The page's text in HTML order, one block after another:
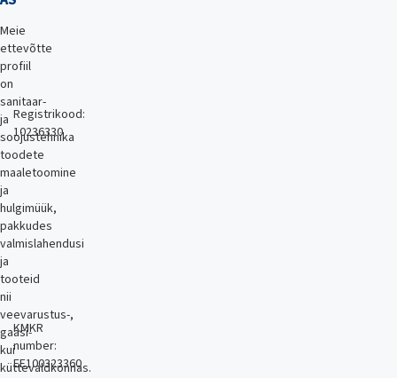
Meie
ettevõtte
profiil
on
sanitaar-
ja
soojustehnika
toodete
maaletoomine
ja
hulgimüük,
pakkudes
valmislahendusi
ja
tooteid
nii
veevarustus-,
gaasi-
kui
küttevaldkonnas.
Registrikood:
10236330
KMKR
number:
EE100323360